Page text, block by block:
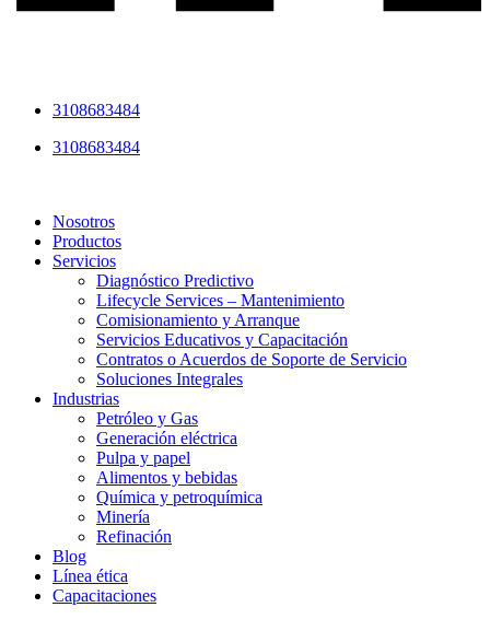
3108683484
3108683484
Nosotros
Productos
Servicios
Diagnóstico Predictivo
Lifecycle Services – Mantenimiento
Comisionamiento y Arranque
Servicios Educativos y Capacitación
Contratos o Acuerdos de Soporte de Servicio
Soluciones Integrales
Industrias
Petróleo y Gas
Generación eléctrica
Pulpa y papel
Alimentos y bebidas
Química y petroquímica
Minería
Refinación
Blog
Línea ética
Capacitaciones